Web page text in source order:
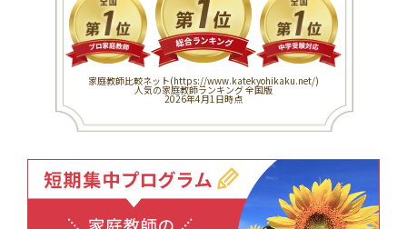
家庭教師比較ネット(https://www.katekyohikaku.net/)
人気の家庭教師ランキング 全国版
2026年4月1日時点